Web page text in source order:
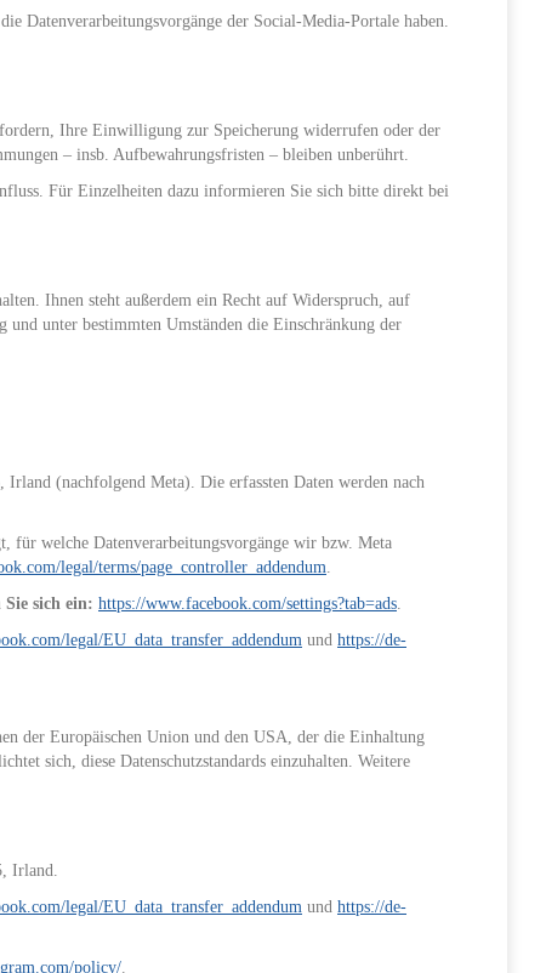
Datenverarbeitungsvorgänge der Social-Media-Portale haben.
Ihre Einwilligung zur Speicherung widerrufen oder der
– insb. Aufbewahrungsfristen – bleiben unberührt.
Für Einzelheiten dazu informieren Sie sich bitte direkt bei
Ihnen steht außerdem ein Recht auf Widerspruch, auf
unter bestimmten Umständen die Einschränkung der
(nachfolgend Meta). Die erfassten Daten werden nach
für welche Datenverarbeitungsvorgänge wir bzw. Meta
legal/terms/page_controller_addendum.
sich ein: https://www.facebook.com/settings?tab=ads.
legal/EU_data_transfer_addendum und https://de-
der Europäischen Union und den USA, der die Einhaltung
sich, diese Datenschutzstandards einzuhalten. Weitere
Irland.
legal/EU_data_transfer_addendum und https://de-
policy/.